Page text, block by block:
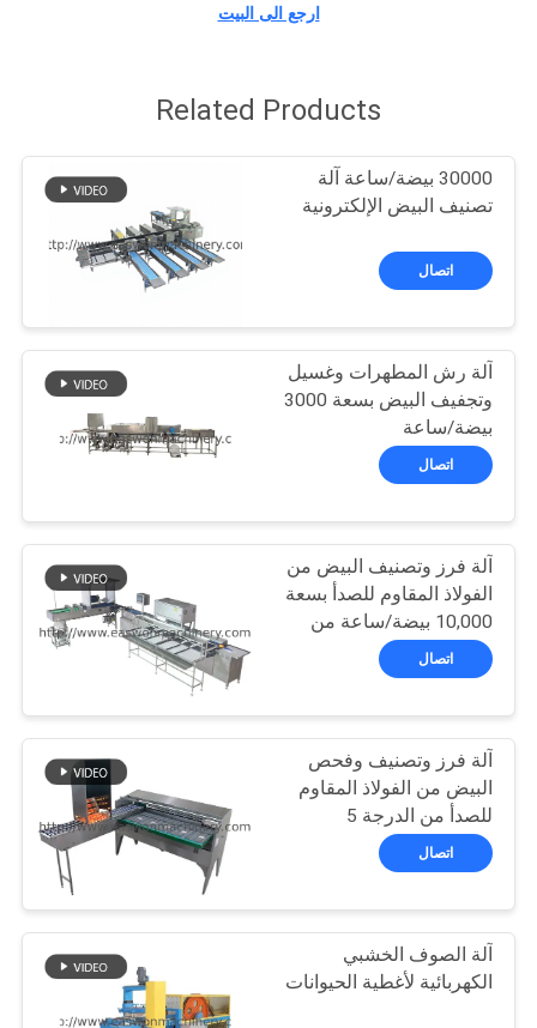
أخبار
اطلب
اقتباس
خريطة
الموقع
PRIVACY
POLICY
ارجع الى البيت
Related Products
30000 بيضة/ساعة آلة
تصنيف البيض الإلكترونية
اتصال
آلة رش المطهرات وغسيل
وتجفيف البيض بسعة 3000
بيضة/ساعة
اتصال
آلة فرز وتصنيف البيض من
الفولاذ المقاوم للصدأ بسعة
10,000 بيضة/ساعة من
الصيناتصال
آلة فرز وتصنيف وفحص
البيض من الفولاذ المقاوم
للصدأ من الدرجة 5
اتصال
آلة الصوف الخشبي
الكهربائية لأغطية الحيوانات